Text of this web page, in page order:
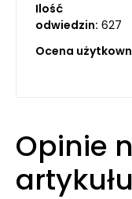
Ilość
odwiedzin: 627
Ocena
Opinie
artykułu